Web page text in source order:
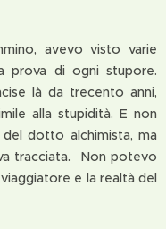
avevo visto varie
prova di ogni stupore.
là da trecento anni,
alla stupidità. E non
dotto alchimista, ma
tracciata. Non potevo
e la realtà del